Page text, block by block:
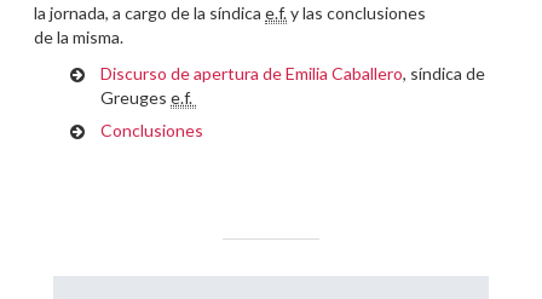
la jornada, a cargo de la síndica e.f.y las conclusiones
de la misma.
Discurso de apertura de Emilia Caballero, síndica de
Greuges e.f.
Conclusiones